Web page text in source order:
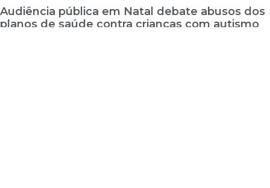
Audiência pública em Natal debate abusos dos
planos de saúde contra crianças com autismo